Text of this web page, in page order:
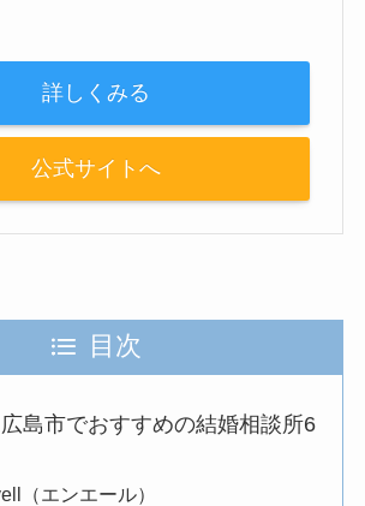
詳しくみる
公式サイトへ
目次
島市でおすすめの結婚相談所6
（エンエール）